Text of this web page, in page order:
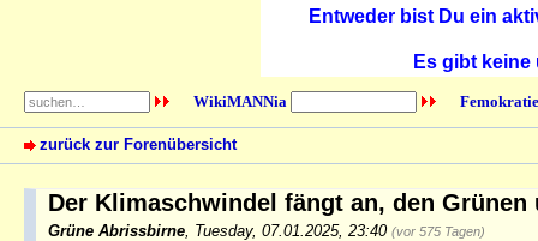
Entweder bist Du ein
Es gibt
WikiMANNia
zurück zur Forenübersicht
Der Klimaschwindel fängt an, den
Grüne Abrissbirne Tuesday, 07.01.2025, 23:40 (vor 575 Tagen)